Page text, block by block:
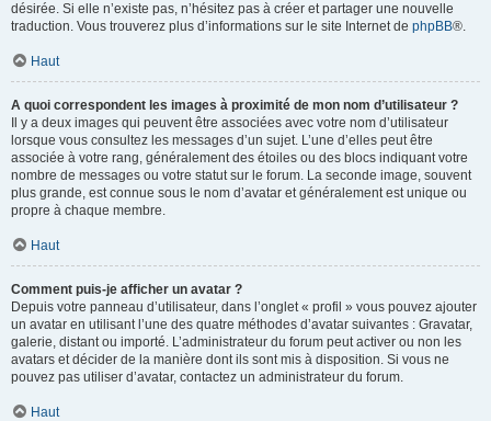
désirée. Si elle n’existe pas, n’hésitez pas à créer et partager une nouvelle
traduction. Vous trouverez plus d’informations sur le site Internet de phpBB®.
Haut
A quoi correspondent les images à proximité de mon nom d’utilisateur ?
Il y a deux images qui peuvent être associées avec votre nom d’utilisateur
lorsque vous consultez les messages d’un sujet. L’une d’elles peut être
associée à votre rang, généralement des étoiles ou des blocs indiquant votre
nombre de messages ou votre statut sur le forum. La seconde image, souvent
plus grande, est connue sous le nom d’avatar et généralement est unique ou
propre à chaque membre.
Haut
Comment puis-je afficher un avatar ?
Depuis votre panneau d’utilisateur, dans l’onglet « profil » vous pouvez ajouter
un avatar en utilisant l’une des quatre méthodes d’avatar suivantes : Gravatar,
galerie, distant ou importé. L’administrateur du forum peut activer ou non les
avatars et décider de la manière dont ils sont mis à disposition. Si vous ne
pouvez pas utiliser d’avatar, contactez un administrateur du forum.
Haut